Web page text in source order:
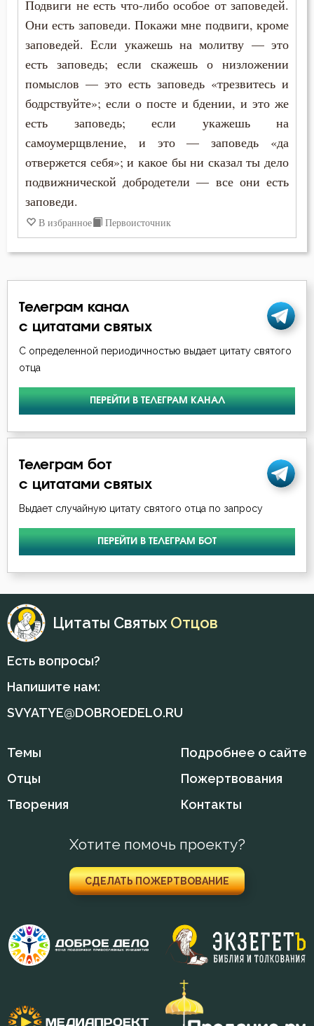
Дух Святой
Духовная жизнь
Жизнь
Забота
Заповеди
Зло
Искушение
Исповедь
Исправление
Истина
Кротость
Лицемерие
Лукавство
Любовь Божия
Молитва
Мудрость
Мысли
Наслаждение
Наставление
Ненависть
Нерадение
Исихий Иерусалимский
Киприан Карфагенский
Макарий Великий
Макарий Оптинский (Иванов)
Максим Грек
Максим Исповедник
Никита Стифат
Никон Оптинский (Беляев)
Серафим Саровский
Феодор Студит
Подвиги не есть что-либо особое от заповедей.
Они есть заповеди. Покажи мне подвиги, кроме
заповедей. Если укажешь на молитву — это
есть заповедь; если скажешь о низложении
помыслов — это есть заповедь «трезвитесь и
бодрствуйте»; если о посте и бдении, и это же
есть заповедь; если укажешь на
самоумерщвление, и это — заповедь «да
отвержется себя»; и какое бы ни сказал ты дело
подвижнической добродетели — все они есть
заповеди.
В избранное Первоисточник
Телеграм канал
с цитатами святых
С определенной периодичностью выдает цитату святого
отца
ПЕРЕЙТИ В ТЕЛЕГРАМ КАНАЛ
Телеграм бот
с цитатами святых
Выдает случайную цитату святого отца по запросу
ПЕРЕЙТИ В ТЕЛЕГРАМ БОТ
Цитаты Святых Отцов
Есть вопросы?
Напишите нам:
SVYATYE@DOBROEDELO.RU
Темы
Отцы
Творения
Подробнее о сайте
Пожертвования
Контакты
Хотите помочь проекту?
СДЕЛАТЬ ПОЖЕРТВОВАНИЕ